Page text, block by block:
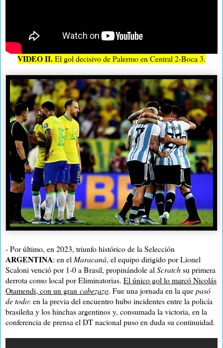
VIDEO II.El gol decisivo de Palermo en Central 2-Boca 3.
- Por último, en 2023, triunfo histórico de la Selección
ARGENTINA: en elMaracaná, el equipo dirigido por Lionel
Scaloni venció por 1-0 a Brasil, propinándole alScratchsu primera
derrota como local por Eliminatorias. El único gol lo marcó Nicolás
Otamendi, con un gran cabezazo. Fue una jornada en la quepasó
de todo: en la previa del encuentro hubo incidentes entre la policía
brasileña y los hinchas argentinos y, consumada la victoria, en la
conferencia de prensa el DT nacional puso en duda su continuidad.